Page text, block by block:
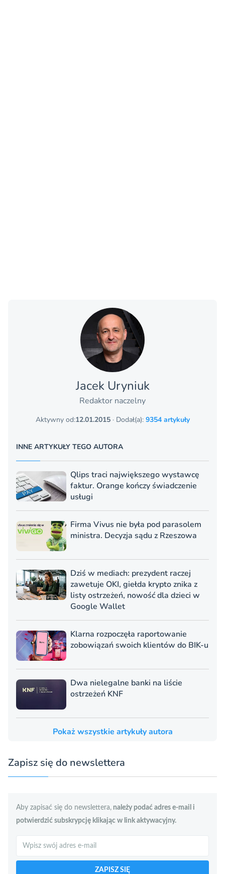
Jacek Uryniuk
Redaktor naczelny
Aktywny od:12.01.2015· Dodał(a): 9354 artykuły
INNE ARTYKUŁY TEGO AUTORA
Qlips traci największego wystawcę
faktur. Orange kończy świadczenie
usługi
Firma Vivus nie była pod parasolem
ministra. Decyzja sądu z Rzeszowa
Dziś w mediach: prezydent raczej
zawetuje OKI, giełda krypto znika z
listy ostrzeżeń, nowość dla dzieci w
Google Wallet
Klarna rozpoczęła raportowanie
zobowiązań swoich klientów do BIK-u
Dwa nielegalne banki na liście
ostrzeżeń KNF
Pokaż wszystkie artykuły autora
Zapisz się do newslettera
Aby zapisać się do newslettera, należy podać adres e-mail i
potwierdzić subskrypcję klikając w link aktywacyjny.
ZAPISZ SIĘ